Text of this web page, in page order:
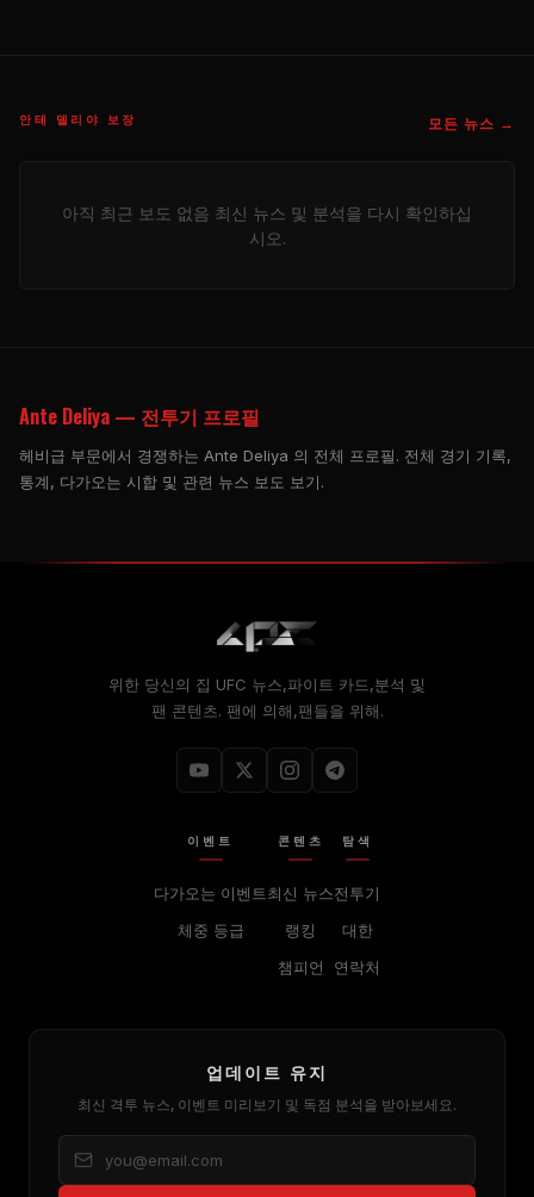
안테 델리야 보장 모든 뉴스 →
아직 최근 보도 없음 최신 뉴스 및 분석을 다시 확인하십
시오.
Ante Deliya — 전투기 프로필
헤비급 부문에서 경쟁하는 Ante Deliya 의 전체 프로필. 전체 경기 기록,
통계, 다가오는 시합 및 관련 뉴스 보도 보기.
위한 당신의 집 UFC 뉴스,파이트 카드,분석 및
팬 콘텐츠. 팬에 의해,팬들을 위해.
이벤트
다가오는 이벤트
체중 등급
콘텐츠
최신 뉴스
랭킹
챔피언
탐색
전투기
대한
연락처
업데이트 유지
최신 격투 뉴스, 이벤트 미리보기 및 독점 분석을 받아보세요.